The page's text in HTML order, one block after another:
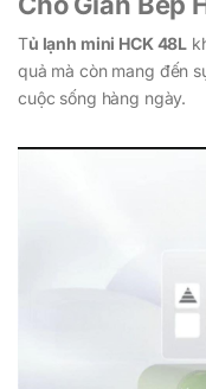
Tủ lạnh mini HCK 48L
quả mà còn mang đến
cuộc sống hàng ngày.